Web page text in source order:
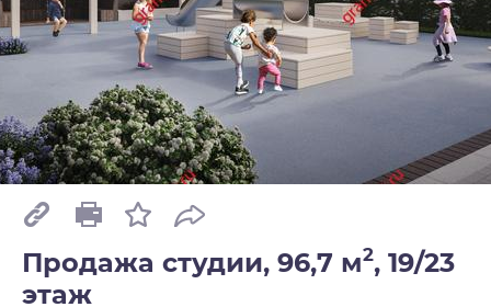
Продажа студии, 96,7 м2, 19/23
этаж